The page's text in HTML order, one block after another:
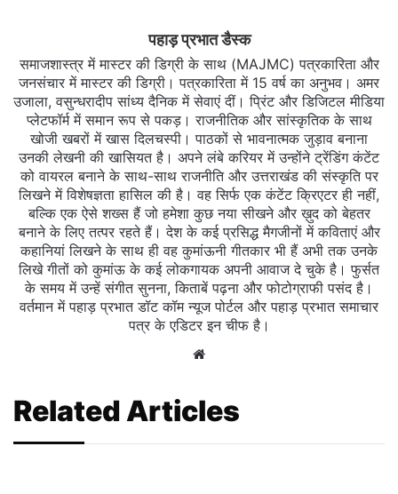
पहाड़ प्रभात डैस्क
समाजशास्त्र में मास्टर की डिग्री के साथ (MAJMC) पत्रकारिता और
जनसंचार में मास्टर की डिग्री। पत्रकारिता में 15 वर्ष का अनुभव। अमर
उजाला, वसुन्धरादीप सांध्य दैनिक में सेवाएं दीं। प्रिंट और डिजिटल मीडिया
प्लेटफॉर्म में समान रूप से पकड़। राजनीतिक और सांस्कृतिक के साथ
खोजी खबरों में खास दिलचस्‍पी। पाठकों से भावनात्मक जुड़ाव बनाना
उनकी लेखनी की खासियत है। अपने लंबे करियर में उन्होंने ट्रेंडिंग कंटेंट
को वायरल बनाने के साथ-साथ राजनीति और उत्तराखंड की संस्कृति पर
लिखने में विशेषज्ञता हासिल की है। वह सिर्फ एक कंटेंट क्रिएटर ही नहीं,
बल्कि एक ऐसे शख्स हैं जो हमेशा कुछ नया सीखने और ख़ुद को बेहतर
बनाने के लिए तत्पर रहते हैं। देश के कई प्रसिद्ध मैगजीनों में कविताएं और
कहानियां लिखने के साथ ही वह कुमांऊनी गीतकार भी हैं अभी तक उनके
लिखे गीतों को कुमांऊ के कई लोकगायक अपनी आवाज दे चुके है। फुर्सत
के समय में उन्हें संगीत सुनना, किताबें पढ़ना और फोटोग्राफी पसंद है।
वर्तमान में पहाड़ प्रभात डॉट कॉम न्यूज पोर्टल और पहाड़ प्रभात समाचार
पत्र के एडिटर इन चीफ है।
Website
Related Articles